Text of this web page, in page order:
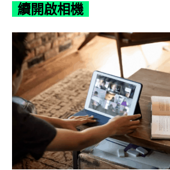
續開啟相機